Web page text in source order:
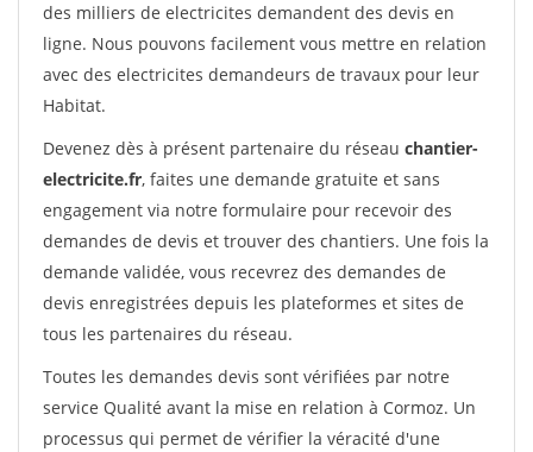
des milliers de electricites demandent des devis en
ligne. Nous pouvons facilement vous mettre en relation
avec des electricites demandeurs de travaux pour leur
Habitat.
Devenez dès à présent partenaire du réseau chantier-
electricite.fr, faites une demande gratuite et sans
engagement via notre formulaire pour recevoir des
demandes de devis et trouver des chantiers. Une fois la
demande validée, vous recevrez des demandes de
devis enregistrées depuis les plateformes et sites de
tous les partenaires du réseau.
Toutes les demandes devis sont vérifiées par notre
service Qualité avant la mise en relation à Cormoz. Un
processus qui permet de vérifier la véracité d'une